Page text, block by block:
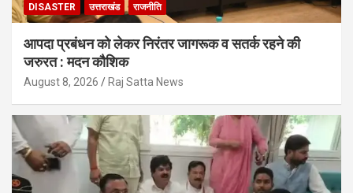
DISASTER उत्तराखंड राजनीति
आपदा प्रबंधन को लेकर निरंतर जागरूक व सतर्क रहने की
जरुरत : मदन कौशिक
August 8, 2026 Raj Satta News